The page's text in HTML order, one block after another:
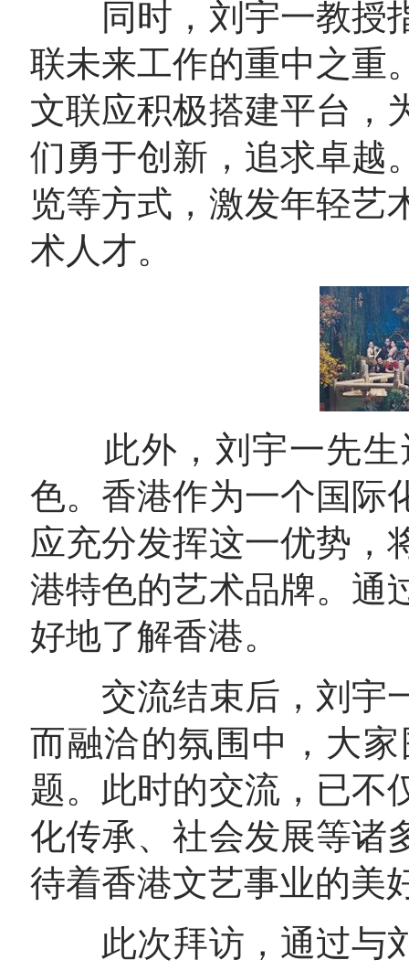
同时，刘宇一教授指
联未来工作的重中之重
文联应积极搭建平台，
们勇于创新，追求卓越
览等方式，激发年轻艺
术人才。
此外，刘宇一先生
色。香港作为一个国际
应充分发挥这一优势，
港特色的艺术品牌。通
好地了解香港。
交流结束后，刘宇一
而融洽的氛围中，大
题。此时的交流，已不
化传承、社会发展等诸
待着香港文艺事业的美
此次拜访，通过与刘